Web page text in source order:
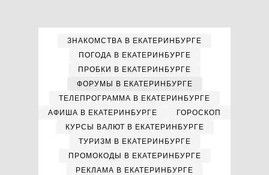
ЗНАКОМСТВА В ЕКАТЕРИНБУРГЕ
ПОГОДА В ЕКАТЕРИНБУРГЕ
ПРОБКИ В ЕКАТЕРИНБУРГЕ
ФОРУМЫ В ЕКАТЕРИНБУРГЕ
ТЕЛЕПРОГРАММА В ЕКАТЕРИНБУРГЕ
АФИША В ЕКАТЕРИНБУРГЕ
ГОРОСКОП
КУРСЫ ВАЛЮТ В ЕКАТЕРИНБУРГЕ
ТУРИЗМ В ЕКАТЕРИНБУРГЕ
ПРОМОКОДЫ В ЕКАТЕРИНБУРГЕ
РЕКЛАМА В ЕКАТЕРИНБУРГЕ